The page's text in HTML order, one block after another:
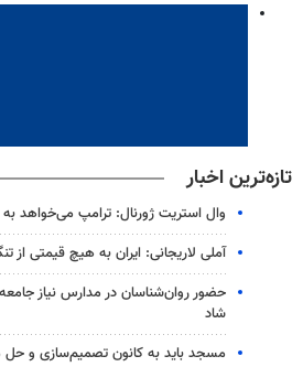
تازه‌ترین اخبار
وال‌ استریت ژورنال: ترامپ می‌خواهد به
آملی‌ لاریجانی: ایران به هیچ قیمتی
حضور روان‌شناسان در مدارس نیاز
شاد
مسجد باید به کانون تصمیم‌سازی و حل